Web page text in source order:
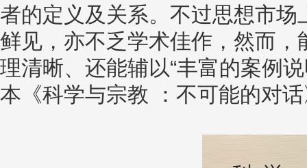
者的定义及关系。不过思想市
鲜见，亦不乏学术佳作，然而
理清晰、还能辅以“丰富的案例
本《科学与宗教 ：不可能的对